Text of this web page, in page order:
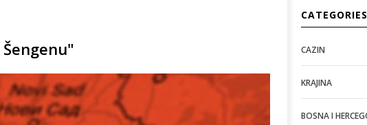
CATEGORIES
CAZIN
KRAJINA
BOSNA I